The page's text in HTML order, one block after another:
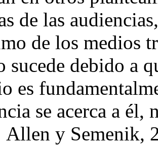
de las
de los medios
sucede debido a
es
se acerca a él,
Allen y Semenik,